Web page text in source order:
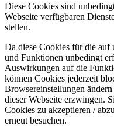
Diese Cookies sind
Webseite verfügbaren
stellen.
Da diese Cookies für die auf
und Funktionen unbedingt
Auswirkungen auf die
können Cookies jederzeit
Browsereinstellungen
dieser Webseite erzwingen.
Cookies zu akzeptieren /
erneut besuchen.